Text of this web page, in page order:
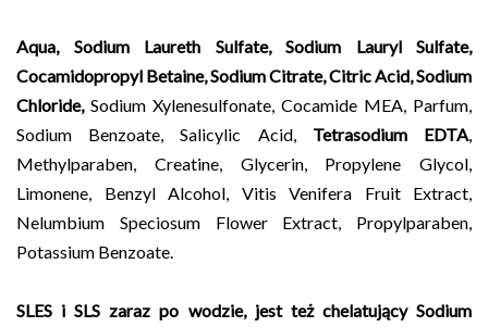
Aqua, Sodium Laureth Sulfate, Sodium Lauryl Sulfate,
Cocamidopropyl Betaine, Sodium Citrate, Citric Acid, Sodium
Chloride,Sodium Xylenesulfonate, Cocamide MEA, Parfum,
Sodium Benzoate, Salicylic Acid, Tetrasodium EDTA,
Methylparaben, Creatine, Glycerin, Propylene Glycol,
Limonene, Benzyl Alcohol, Vitis Venifera Fruit Extract,
Nelumbium Speciosum Flower Extract, Propylparaben,
Potassium Benzoate.
SLES i SLS zaraz po wodzie, jest też chelatujący Sodium